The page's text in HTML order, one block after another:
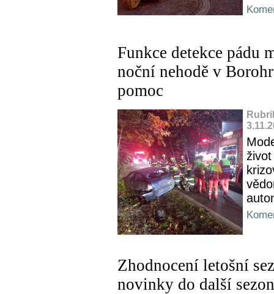
Funkce detekce pádu
noční nehodě v
pomoc
Zhodnocení letošní
novinky do další